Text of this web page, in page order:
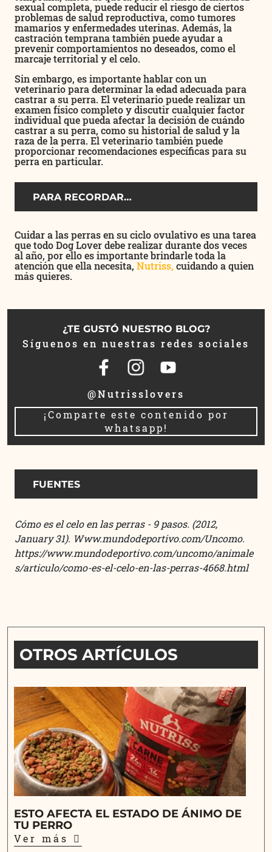
sexual completa, puede reducir el riesgo de ciertos
problemas de salud reproductiva, como tumores
mamarios y enfermedades uterinas. Además, la
castración temprana también puede ayudar a
prevenir comportamientos no deseados, como el
marcaje territorial y el celo.
Sin embargo, es importante hablar con un
veterinario para determinar la edad adecuada para
castrar a su perra. El veterinario puede realizar un
examen físico completo y discutir cualquier factor
individual que pueda afectar la decisión de cuándo
castrar a su perra, como su historial de salud y la
raza de la perra. El veterinario también puede
proporcionar recomendaciones específicas para su
perra en particular.
PARA RECORDAR…
Cuidar a las perras en su ciclo ovulativo es una tarea
que todo Dog Lover debe realizar durante dos veces
al año, por ello es importante brindarle toda la
atención que ella necesita, Nutriss, cuidando a quien
más quieres.
¿TE GUSTÓ NUESTRO BLOG?
Síguenos en nuestras redes sociales
@Nutrisslovers
¡Comparte este contenido por
whatsapp!
FUENTES
Cómo es el celo en las perras - 9 pasos. (2012,
January 31). Www.mundodeportivo.com/Uncomo.
https://www.mundodeportivo.com/uncomo/animale
s/articulo/como-es-el-celo-en-las-perras-4668.html
OTROS ARTÍCULOS
ESTO AFECTA EL ESTADO DE ÁNIMO DE
TU PERRO
Ver más